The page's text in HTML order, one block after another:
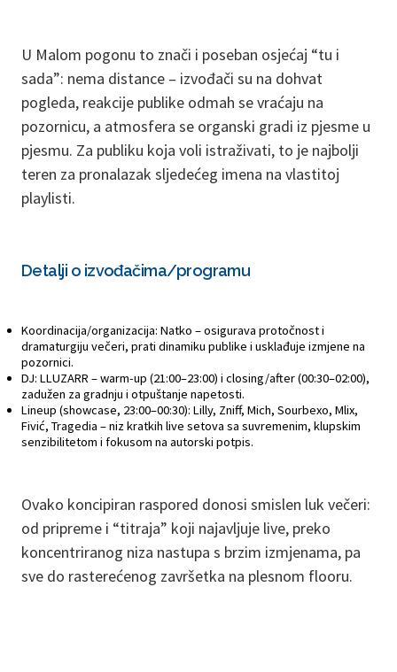
U Malom pogonu to znači i poseban osjećaj “tu i
sada”: nema distance – izvođači su na dohvat
pogleda, reakcije publike odmah se vraćaju na
pozornicu, a atmosfera se organski gradi iz pjesme u
pjesmu. Za publiku koja voli istraživati, to je najbolji
teren za pronalazak sljedećeg imena na vlastitoj
playlisti.
Detalji o izvođačima/programu
Koordinacija/organizacija: Natko – osigurava protočnost i
dramaturgiju večeri, prati dinamiku publike i usklađuje izmjene na
pozornici.
DJ: LLUZARR – warm-up (21:00–23:00) i closing/after (00:30–02:00),
zadužen za gradnju i otpuštanje napetosti.
Lineup (showcase, 23:00–00:30): Lilly, Zniff, Mich, Sourbexo, Mlix,
Fivić, Tragedia – niz kratkih live setova sa suvremenim, klupskim
senzibilitetom i fokusom na autorski potpis.
Ovako koncipiran raspored donosi smislen luk večeri:
od pripreme i “titraja” koji najavljuje live, preko
koncentriranog niza nastupa s brzim izmjenama, pa
sve do rasterećenog završetka na plesnom flooru.